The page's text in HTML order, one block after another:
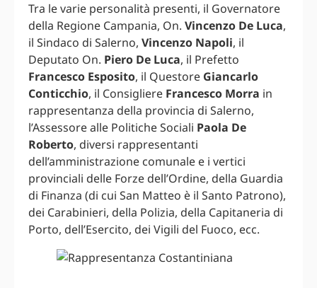
Tra le varie personalità presenti, il Governatore
della Regione Campania, On. Vincenzo De Luca,
il Sindaco di Salerno, Vincenzo Napoli, il
Deputato On. Piero De Luca, il Prefetto
Francesco Esposito, il Questore Giancarlo
Conticchio, il Consigliere Francesco Morra in
rappresentanza della provincia di Salerno,
l’Assessore alle Politiche Sociali Paola De
Roberto, diversi rappresentanti
dell’amministrazione comunale e i vertici
provinciali delle Forze dell’Ordine, della Guardia
di Finanza (di cui San Matteo è il Santo Patrono),
dei Carabinieri, della Polizia, della Capitaneria di
Porto, dell’Esercito, dei Vigili del Fuoco, ecc.